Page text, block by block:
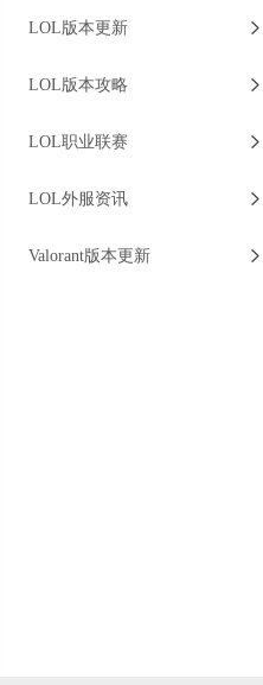
LOL版本更新
LOL版本攻略
LOL职业联赛
LOL外服资讯
Valorant版本更新